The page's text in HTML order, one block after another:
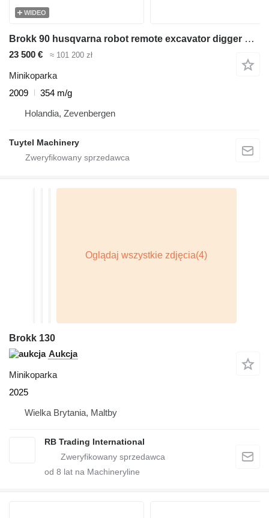
WIDEO
Brokk 90 husqvarna robot remote excavator digger bagger
23 500 € ≈ 101 200 zł
Minikoparka
2009
354 m/g
Holandia, Zevenbergen
Tuytel Machinery
Brokk 130
Aukcja
Minikoparka
2025
Wielka Brytania, Maltby
RB Trading International
od 8 lat na Machineryline